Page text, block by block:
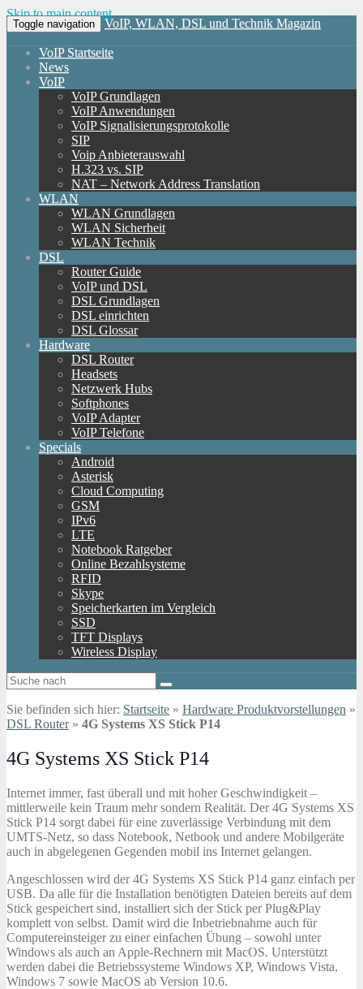
Skip to main content
Toggle navigation VoIP, WLAN, DSL und Technik Magazin
VoIP Startseite
News
VoIP
VoIP Grundlagen
VoIP Anwendungen
VoIP Signalisierungsprotokolle
SIP
Voip Anbieterauswahl
H.323 vs. SIP
NAT – Network Address Translation
WLAN
WLAN Grundlagen
WLAN Sicherheit
WLAN Technik
DSL
Router Guide
VoIP und DSL
DSL Grundlagen
DSL einrichten
DSL Glossar
Hardware
DSL Router
Headsets
Netzwerk Hubs
Softphones
VoIP Adapter
VoIP Telefone
Specials
Android
Asterisk
Cloud Computing
GSM
IPv6
LTE
Notebook Ratgeber
Online Bezahlsysteme
RFID
Skype
Speicherkarten im Vergleich
SSD
TFT Displays
Wireless Display
Sie befinden sich hier: Startseite » Hardware Produktvorstellungen »
DSL Router» 4G Systems XS Stick P14
4G Systems XS Stick P14
Internet immer, fast überall und mit hoher Geschwindigkeit –
mittlerweile kein Traum mehr sondern Realität. Der 4G Systems XS
Stick P14 sorgt dabei für eine zuverlässige Verbindung mit dem
UMTS-Netz, so dass Notebook, Netbook und andere Mobilgeräte
auch in abgelegenen Gegenden mobil ins Internet gelangen.
Angeschlossen wird der 4G Systems XS Stick P14 ganz einfach per
USB. Da alle für die Installation benötigten Dateien bereits auf dem
Stick gespeichert sind, installiert sich der Stick per Plug&Play
komplett von selbst. Damit wird die Inbetriebnahme auch für
Computereinsteiger zu einer einfachen Übung – sowohl unter
Windows als auch an Apple-Rechnern mit MacOS. Unterstützt
werden dabei die Betriebssysteme Windows XP, Windows Vista,
Windows 7 sowie MacOS ab Version 10.6.